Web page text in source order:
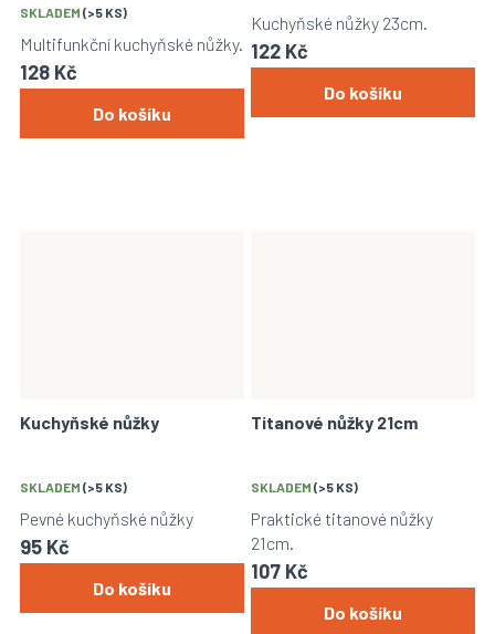
SKLADEM (>5 KS)
128 Kč
Do košíku
Multifunkční kuchyňské nůžky. 122 Kč
Do košíku
Kuchyňské nůžky 23cm.
Kuchyňské nůžky
SKLADEM (>5 KS)
95 Kč
Do košíku
Pevné kuchyňské nůžky
Titanové nůžky 21cm
SKLADEM (>5 KS)
107 Kč
Do košíku
Praktické titanové nůžky
21cm.